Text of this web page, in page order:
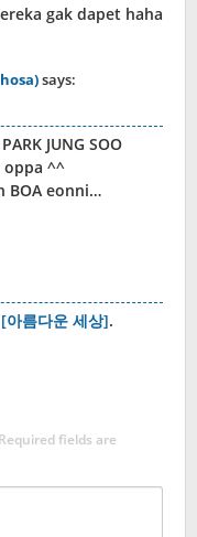
gak dapet haha
says:
JUNG SOO
oppa ^^
BOA eonni…
름다운 세상].
Required fields are